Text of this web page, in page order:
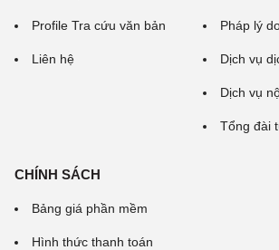
Profile Tra cứu văn bản
Liên hệ
Pháp lý
Dịch vụ
Dịch vụ
Tổng đài
CHÍNH SÁCH
Bảng giá phần mềm
Hình thức thanh toán